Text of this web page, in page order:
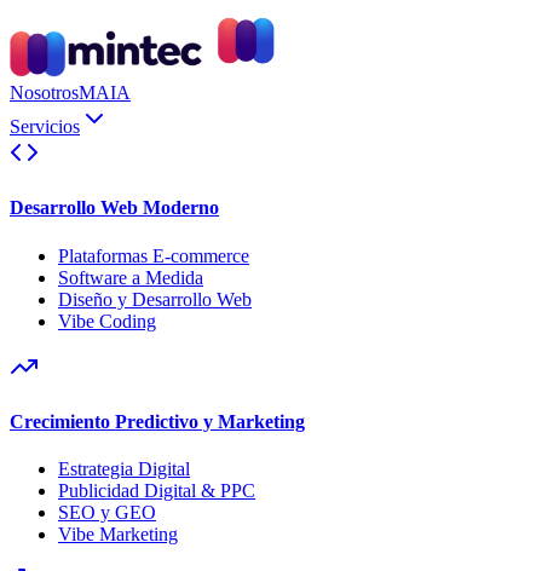
NosotrosMAIA
Servicios
Desarrollo Web Moderno
Plataformas E-commerce
Software a Medida
Diseño y Desarrollo Web
Vibe Coding
Crecimiento Predictivo y Marketing
Estrategia Digital
Publicidad Digital & PPC
SEO y GEO
Vibe Marketing